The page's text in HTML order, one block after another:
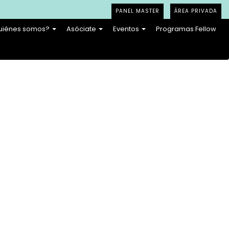
PANEL MASTER ÁREA PRIVADA
somos? Asóciate Eventos Programas Fellow